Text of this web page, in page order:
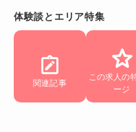
体験談とエリア特集
関連記事
この求人の
ージ